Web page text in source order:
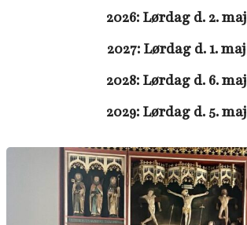
2026: Lørdag d. 2. maj
2027: Lørdag d. 1. maj
2028: Lørdag d. 6. maj
2029: Lørdag d. 5. maj